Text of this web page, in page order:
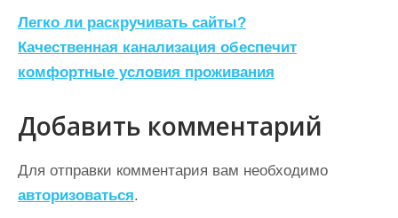
Н
а
в
и
г
а
ц
Легко ли раскручивать сайты?
Качественная канализация обеспечит
комфортные условия проживания
Добавить комментарий
Для отправки комментария вам необходимо
авторизоваться.